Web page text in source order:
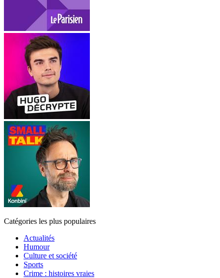
Catégories les plus populaires
Actualités
Humour
Culture et société
Sports
Crime : histoires vraies